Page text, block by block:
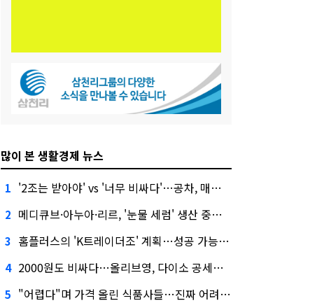
많이 본 생활경제 뉴스
1 '2조는 받아야' vs '너무 비싸다'…공차, 매각 성공할까
2 메디큐브·아누아·리르, '눈물 세럼' 생산 중단한다
3 홈플러스의 'K트레이더조' 계획…성공 가능성은 '글쎄'
4 2000원도 비싸다…올리브영, 다이소 공세에 '가성비'로 맞불
5 "어렵다"며 가격 올린 식품사들…진짜 어려운 거 맞아?